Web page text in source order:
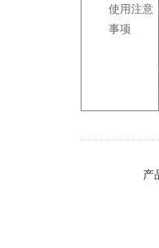
使用注意
事项
产